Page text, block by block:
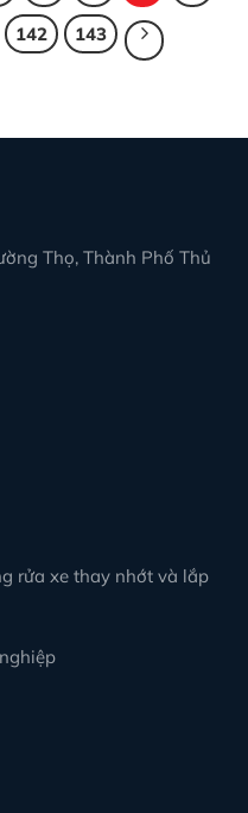
142 143
Thọ, Thành Phố Thủ
rửa xe thay nhớt và lắp